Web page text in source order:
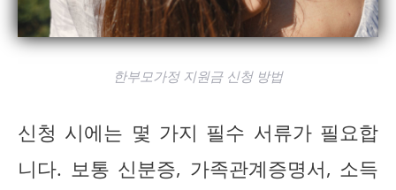
한부모가정 지원금 신청 방법
신청 시에는 몇 가지 필수 서류가 필요합
니다. 보통 신분증, 가족관계증명서, 소득